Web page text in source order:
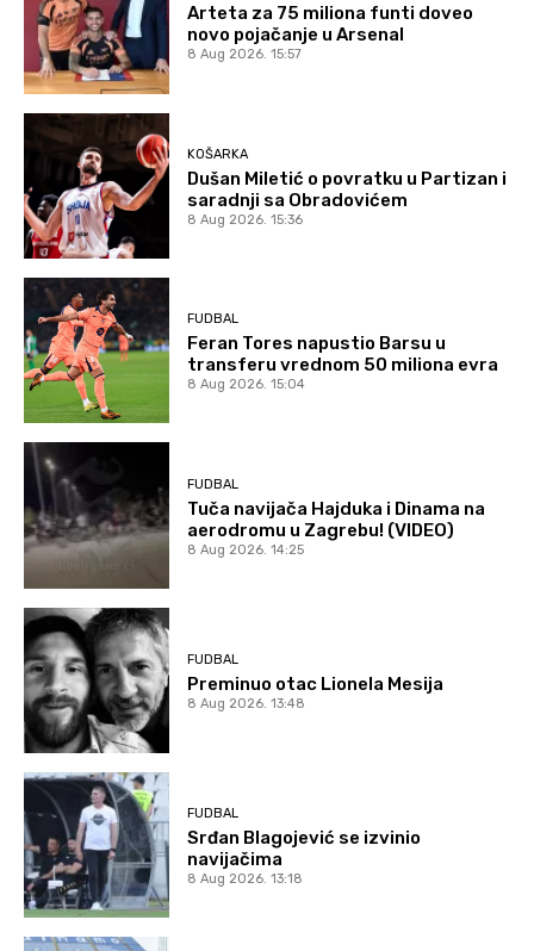
Arteta za 75 miliona funti doveo
novo pojačanje u Arsenal
8 Aug 2026. 15:57
KOŠARKA
Dušan Miletić o povratku u Partizan i
saradnji sa Obradovićem
8 Aug 2026. 15:36
FUDBAL
Feran Tores napustio Barsu u
transferu vrednom 50 miliona evra
8 Aug 2026. 15:04
FUDBAL
Tuča navijača Hajduka i Dinama na
aerodromu u Zagrebu! (VIDEO)
8 Aug 2026. 14:25
FUDBAL
Preminuo otac Lionela Mesija
8 Aug 2026. 13:48
FUDBAL
Srđan Blagojević se izvinio
navijačima
8 Aug 2026. 13:18